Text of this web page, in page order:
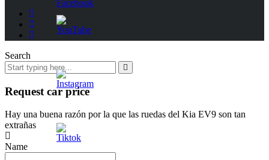
Search
Request car price
Hay una buena razón por la que las ruedas del Kia EV9 son tan
extrañas
Name